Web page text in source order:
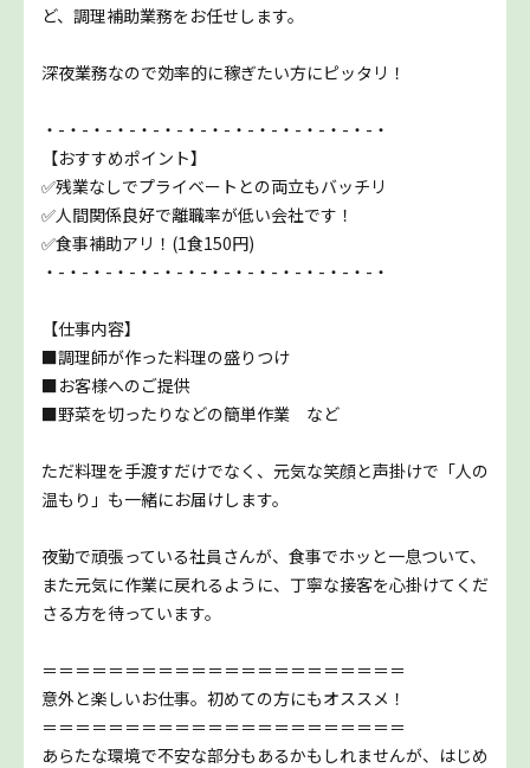
ど、調理補助業務をお任せします。
深夜業務なので効率的に稼ぎたい方にピッタリ！
・-・-・-・-・-・-・-・-・-・-・-・-・-・-・
【おすすめポイント】
✅残業なしでプライベートとの両立もバッチリ
✅人間関係良好で離職率が低い会社です！
✅食事補助アリ！(1食150円)
・-・-・-・-・-・-・-・-・-・-・-・-・-・-・
【仕事内容】
■調理師が作った料理の盛りつけ
■お客様へのご提供
■野菜を切ったりなどの簡単作業 など
ただ料理を手渡すだけでなく、元気な笑顔と声掛けで「人の
温もり」も一緒にお届けします。
夜勤で頑張っている社員さんが、食事でホッと一息ついて、
また元気に作業に戻れるように、丁寧な接客を心掛けてくだ
さる方を待っています。
＝＝＝＝＝＝＝＝＝＝＝＝＝＝＝＝＝＝＝＝＝＝
意外と楽しいお仕事。初めての方にもオススメ！
＝＝＝＝＝＝＝＝＝＝＝＝＝＝＝＝＝＝＝＝＝＝
あらたな環境で不安な部分もあるかもしれませんが、はじめ